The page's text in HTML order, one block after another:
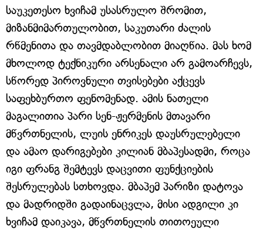
საუკეთესო ხვიჩამ უსასრულო შრომით,
მიზანმიმართულობით, საკუთარი ძალის
რწმენითა და თავმდაბლობით მიაღწია. მას ხომ
მხოლოდ ტექნიკური არსენალი არ გამოარჩევს,
სწორედ პიროვნული თვისებები აქცევს
საფეხბურთო ფენომენად. ამის ნათელი
მაგალითია პარი სენ-ჟერმენის მთავარი
მწვრთნელის, ლუის ენრიკეს დაუსრულებელი
და ამაო დარიგებები კილიან მბაპესადმი, როცა
იგი ფრანგ შემტევს დაცვითი ფუნქციების
შესრულებას სთხოვდა. მბაპემ პარიზი დატოვა
და მადრიდში გადაინაცვლა, მისი ადგილი კი
ხვიჩამ დაიკავა, მწვრთნელის თითოეული